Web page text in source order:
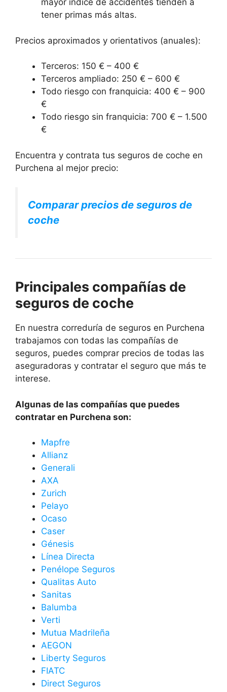
mayor índice de accidentes tienden a
tener primas más altas.
Precios aproximados y orientativos (anuales):
Terceros: 150 € – 400 €
Terceros ampliado: 250 € – 600 €
Todo riesgo con franquicia: 400 € – 900
€
Todo riesgo sin franquicia: 700 € – 1.500
€
Encuentra y contrata tus seguros de coche en
Purchena al mejor precio:
Comparar precios de seguros de
coche
Principales compañías de
seguros de coche
En nuestra correduría de seguros en Purchena
trabajamos con todas las compañías de
seguros, puedes comprar precios de todas las
aseguradoras y contratar el seguro que más te
interese.
Algunas de las compañías que puedes
contratar en Purchena son:
Mapfre
Allianz
Generali
AXA
Zurich
Pelayo
Ocaso
Caser
Génesis
Línea Directa
Penélope Seguros
Qualitas Auto
Sanitas
Balumba
Verti
Mutua Madrileña
AEGON
Liberty Seguros
FIATC
Direct Seguros